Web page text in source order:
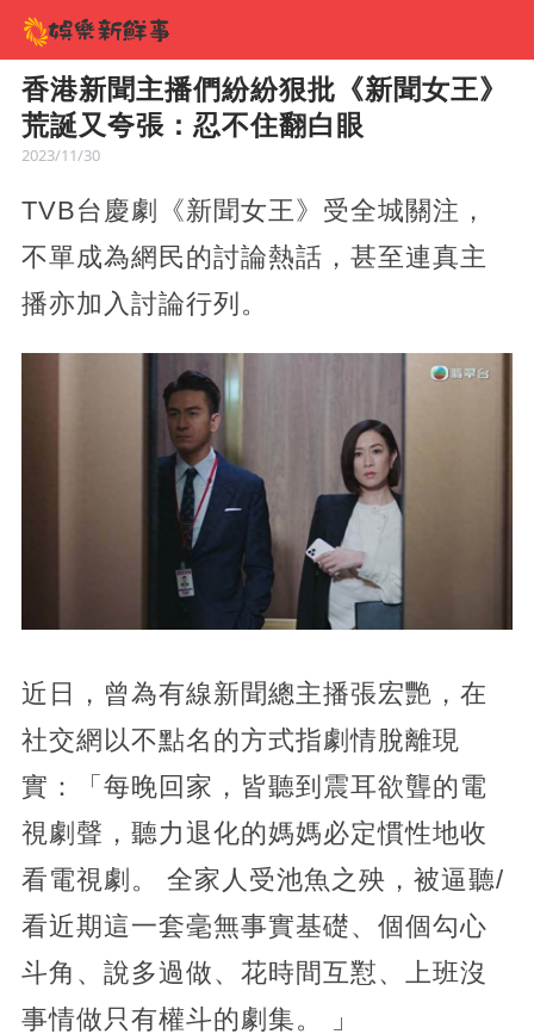
香港新聞主播們紛紛狠批《新聞女王》
荒誕又夸張：忍不住翻白眼
2023/11/30
TVB台慶劇《新聞女王》受全城關注，
不單成為網民的討論熱話，甚至連真主
播亦加入討論行列。
近日，曾為有線新聞總主播張宏艷，在
社交網以不點名的方式指劇情脫離現
實：「每晚回家，皆聽到震耳欲聾的電
視劇聲，聽力退化的媽媽必定慣性地收
看電視劇。 全家人受池魚之殃，被逼聽/
看近期這一套毫無事實基礎、個個勾心
斗角、說多過做、花時間互懟、上班沒
事情做只有權斗的劇集。 」